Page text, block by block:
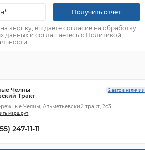
Получить отчёт
кнопку, вы даете согласие на обработку
данных и соглашаетесь с Политикой
2 авто в наличии
Челны
Тракт
Челны, Альметьевский тракт, 2с3
маршрут
247-11-11